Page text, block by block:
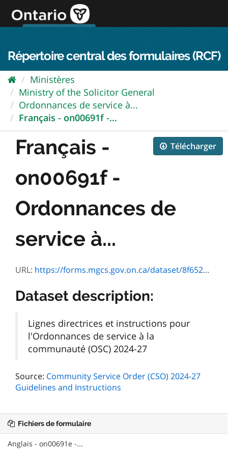
directement
au
Répertoire central des formulaires (RCF)
Ministères
Ministry of the Solicitor General
Ordonnances de service à...
Français - on00691f -...
Télécharger
Français -
on00691f -
Ordonnances de
service à...
URL: https://forms.mgcs.gov.on.ca/dataset/8f652b8f-cbec-4cb5-aaff-7489bdb60c35/resource/b8dd2fe6-516d-49a4-bb77-b02d6d3e22c7/download/lignes-directrices-et-instructions-pour-lordonnances-de-service-a-la-communaute-osc-2024-27-fina.pdf
Dataset description:
Lignes directrices et instructions pour
l'Ordonnances de service à la
communauté (OSC) 2024-27
Source: Community Service Order (CSO) 2024-27
Guidelines and Instructions
Fichiers de formulaire
Anglais - on00691e -...